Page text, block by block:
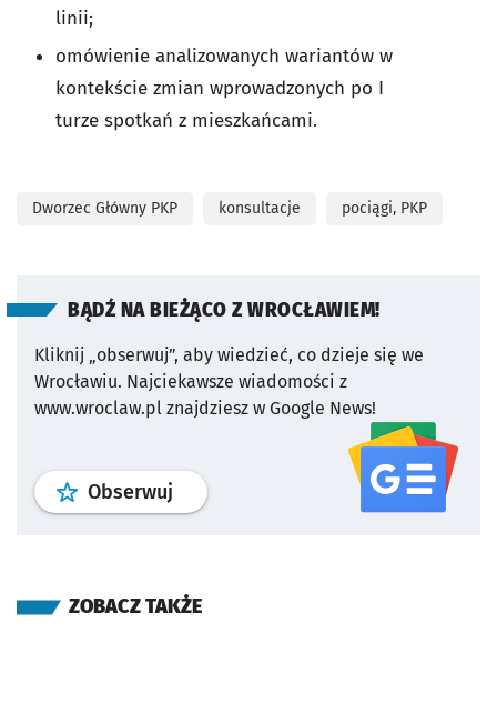
linii;
omówienie analizowanych wariantów w
kontekście zmian wprowadzonych po I
turze spotkań z mieszkańcami.
Dworzec Główny PKP konsultacje pociągi, PKP
BĄDŹ NA BIEŻĄCO Z WROCŁAWIEM!
Kliknij „obserwuj”, aby wiedzieć, co dzieje się we
Wrocławiu. Najciekawsze wiadomości z
www.wroclaw.pl znajdziesz w Google News!
Obserwuj profil serwisu
ZOBACZ TAKŻE